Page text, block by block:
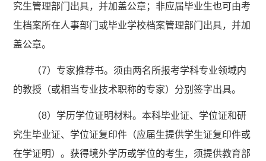
究生管理部门出具，并加盖公章；非应届毕业生也可由考
生档案所在人事部门或毕业学校档案管理部门出具，并加
盖公章。
（7）专家推荐书。须由两名所报考学科专业领域内
的教授（或相当专业技术职称的专家）分别签字出具。
（8）学历学位证明材料。本科毕业证、学位证和研
究生毕业证、学位证复印件（应届生提供学生证复印件或
在学证明）。获得境外学历或学位的考生，须提供教育部